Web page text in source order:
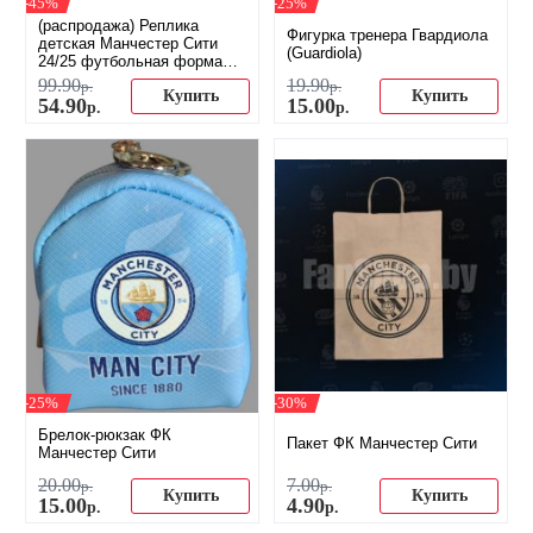
(распродажа) Реплика
детская Манчестер Сити
24/25 футбольная форма
домашняя
99.90р.
54.90р.
Купить
Фигурка тренера Гвардиола
(Guardiola)
19.90р.
15.00р.
Купить
-25%
Брелок-рюкзак ФК
Манчестер Сити
20.00р.
15.00р.
Купить
-30%
Пакет ФК Манчестер Сити
7.00р.
4.90р.
Купить